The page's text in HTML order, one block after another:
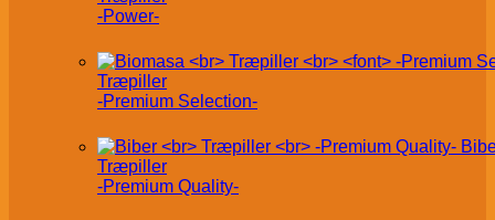
-Power-
Træpiller
-Premium Selection-
Træpiller
-Premium Quality-